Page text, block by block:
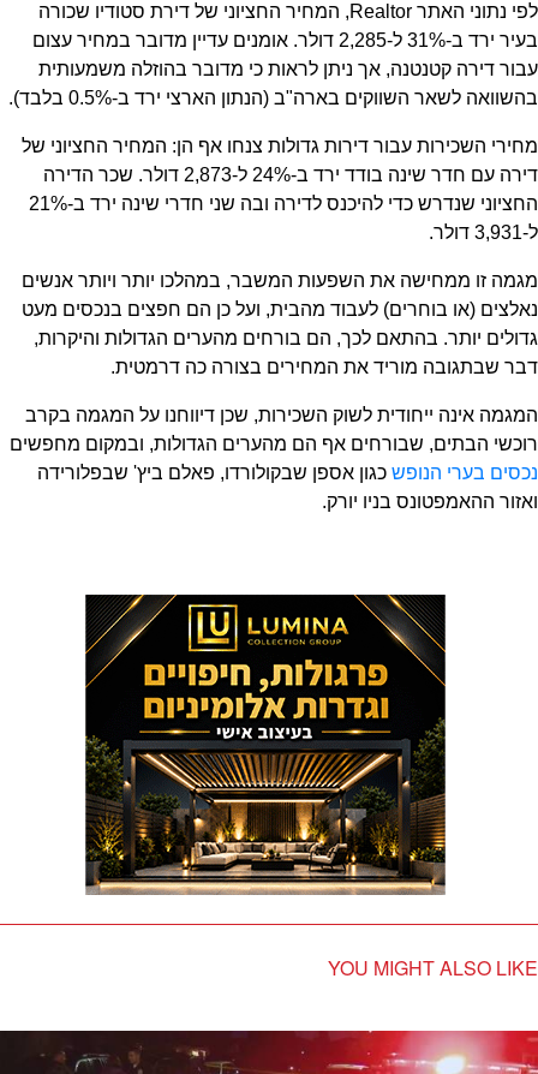
לפי נתוני האתר Realtor, המחיר החציוני של דירת סטודיו שכורה
בעיר ירד ב-31% ל-2,285 דולר. אומנים עדיין מדובר במחיר עצום
עבור דירה קטנטנה, אך ניתן לראות כי מדובר בהוזלה משמעותית
בהשוואה לשאר השווקים בארה"ב (הנתון הארצי ירד ב-0.5% בלבד).
מחירי השכירות עבור דירות גדולות צנחו אף הן: המחיר החציוני של
דירה עם חדר שינה בודד ירד ב-24% ל-2,873 דולר. שכר הדירה
החציוני שנדרש כדי להיכנס לדירה ובה שני חדרי שינה ירד ב-21%
ל-3,931 דולר.
מגמה זו ממחישה את השפעות המשבר, במהלכו יותר ויותר אנשים
נאלצים (או בוחרים) לעבוד מהבית, ועל כן הם חפצים בנכסים מעט
גדולים יותר. בהתאם לכך, הם בורחים מהערים הגדולות והיקרות,
דבר שבתגובה מוריד את המחירים בצורה כה דרמטית.
המגמה אינה ייחודית לשוק השכירות, שכן דיווחנו על המגמה בקרב
רוכשי הבתים, שבורחים אף הם מהערים הגדולות, ובמקום מחפשים
נכסים בערי הנופש כגון אספן שבקולורדו, פאלם ביץ' שבפלורידה
ואזור ההאמפטונס בניו יורק.
YOU MIGHT ALSO LIKE